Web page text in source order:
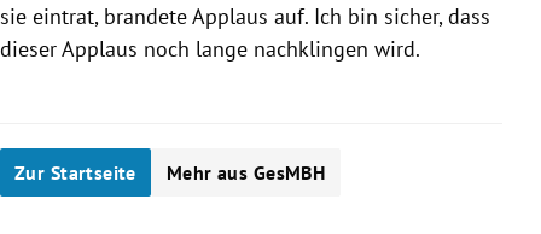
sie eintrat, brandete Applaus auf. Ich bin sicher, dass
dieser Applaus noch lange nachklingen wird.
Zur Startseite Mehr aus GesMBH